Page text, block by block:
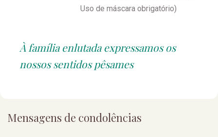
Uso de máscara obrigatório)
À família enlutada expressamos os
nossos sentidos pêsames
Mensagens de condolências